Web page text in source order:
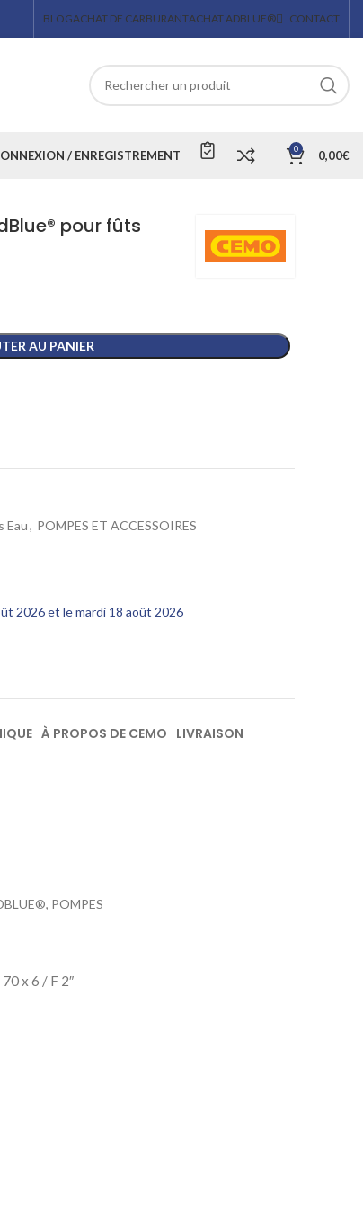
BLOGACHAT DE CARBURANTACHAT ADBLUE® CONTACT
/ ENREGISTREMENT 0 0,00€
pour fûts
AU PANIER
Eau, POMPES ET ACCESSOIRES
2026 et le mardi 18 août 2026
À PROPOS DE CEMO LIVRAISON
POMPES
x 6 / F 2″